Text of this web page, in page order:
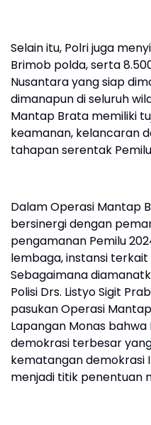
Selain itu, Polri juga
Brimob polda, serta
Nusantara yang siap
dimanapun di seluruh
Mantap Brata memiliki
keamanan, kelancaran
tahapan serentak
Dalam Operasi Mantap
bersinergi dengan
pengamanan Pemilu
lembaga, instansi
Sebagaimana
Polisi Drs. Listyo Sigit
pasukan Operasi
Lapangan Monas
demokrasi terbesar
kematangan demokrasi
menjadi titik penentuan